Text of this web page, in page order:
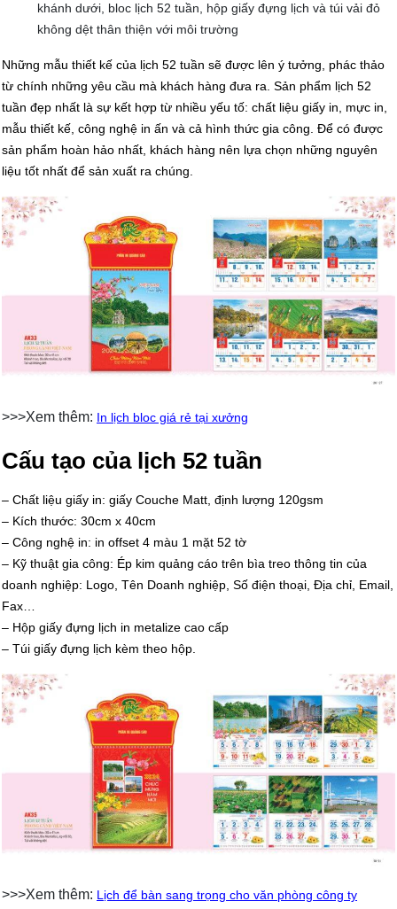
khánh dưới, bloc lịch 52 tuần, hộp giấy đựng lịch và túi vải đỏ
không dệt thân thiện với môi trường
Những mẫu thiết kế của lịch 52 tuần sẽ được lên ý tưởng, phác thảo
từ chính những yêu cầu mà khách hàng đưa ra. Sản phẩm lịch 52
tuần đẹp nhất là sự kết hợp từ nhiều yếu tố: chất liệu giấy in, mực in,
mẫu thiết kế, công nghệ in ấn và cả hình thức gia công. Để có được
sản phẩm hoàn hảo nhất, khách hàng nên lựa chọn những nguyên
liệu tốt nhất để sản xuất ra chúng.
>>>Xem thêm: In lịch bloc giá rẻ tại xưởng
Cấu tạo của lịch 52 tuần
– Chất liệu giấy in: giấy Couche Matt, định lượng 120gsm
– Kích thước: 30cm x 40cm
– Công nghệ in: in offset 4 màu 1 mặt 52 tờ
– Kỹ thuật gia công: Ép kim quảng cáo trên bìa treo thông tin của
doanh nghiệp: Logo, Tên Doanh nghiệp, Số điện thoại, Địa chỉ, Email,
Fax…
– Hộp giấy đựng lịch in metalize cao cấp
– Túi giấy đựng lịch kèm theo hộp.
>>>Xem thêm: Lịch để bàn sang trọng cho văn phòng công ty